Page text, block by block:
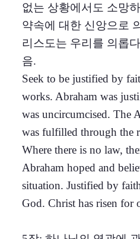
없는 상황에서도 소망
약속에 대한 신앙으로
리스도는 우리를 의롭
음.
Seek to be justified by
works. Abraham was
was uncircumcised. The
was fulfilled through the
Where there is no law,
Abraham hoped and
situation. Justified by
God. Christ has risen for